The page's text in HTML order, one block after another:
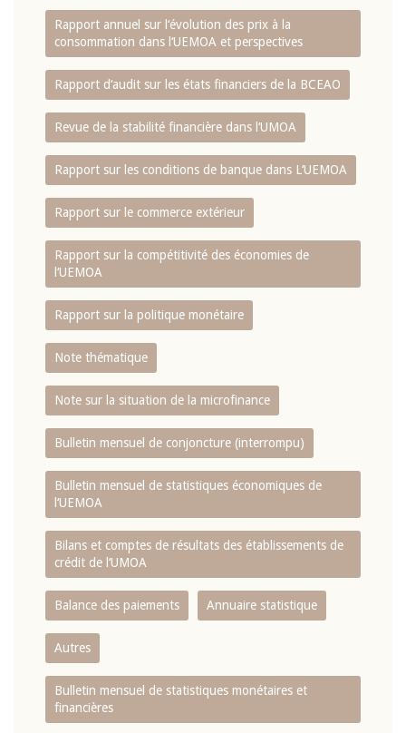
Rapport annuel sur l‘évolution des prix à la
consommation dans l‘UEMOA et perspectives
Rapport d‘audit sur les états financiers de la BCEAO
Revue de la stabilité financière dans l‘UMOA
Rapport sur les conditions de banque dans L‘UEMOA
Rapport sur le commerce extérieur
Rapport sur la compétitivité des économies de
l‘UEMOA
Rapport sur la politique monétaire
Note thématique
Note sur la situation de la microfinance
Bulletin mensuel de conjoncture (interrompu)
Bulletin mensuel de statistiques économiques de
l‘UEMOA
Bilans et comptes de résultats des établissements de
crédit de l‘UMOA
Balance des paiements Annuaire statistique
Autres
Bulletin mensuel de statistiques monétaires et
financières